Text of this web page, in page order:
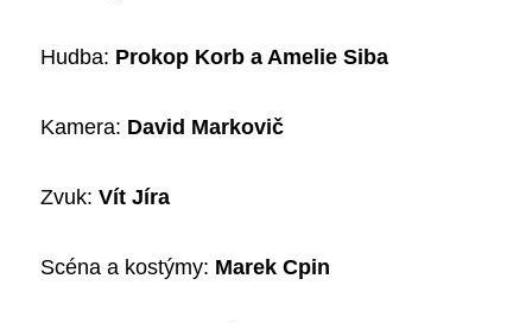
Hudba: Prokop Korb a Amelie Siba
Kamera: David Markovič
Zvuk: Vít Jíra
Scéna a kostýmy: Marek Cpin